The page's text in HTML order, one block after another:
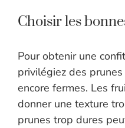
Choisir les
Pour obtenir une
privilégiez des
encore fermes. Les
donner une texture
prunes trop dures